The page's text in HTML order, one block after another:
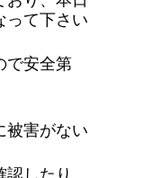
って下さい
で安全第
被害がない
したり。